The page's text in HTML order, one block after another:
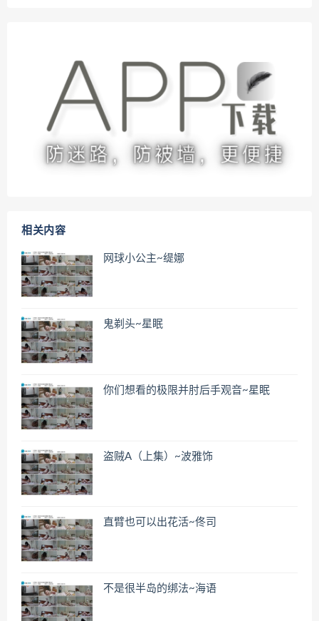
相关内容
网球小公主~缇娜
鬼剃头~星眠
你们想看的极限并肘后手观音~星眠
盗贼A（上集）~波雅饰
直臂也可以出花活~佟司
不是很半岛的绑法~海语